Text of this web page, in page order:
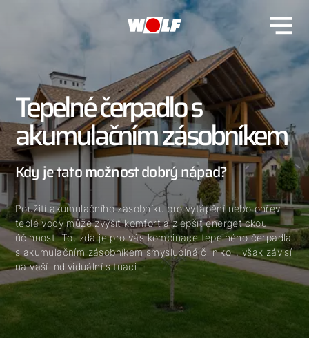
Tepelné čerpadlo s
akumulačním zásobníkem
Kdy je tato možnost dobrý nápad?
Použití akumulačního zásobníku pro vytápění nebo ohřev
teplé vody může zvýšit komfort a zlepšit energetickou
účinnost. To, zda je pro vás kombinace tepelného čerpadla
s akumulačním zásobníkem smysluplná či nikoli, však závisí
na vaší individuální situaci.